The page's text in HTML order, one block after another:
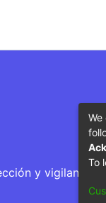
y vigilancia
To